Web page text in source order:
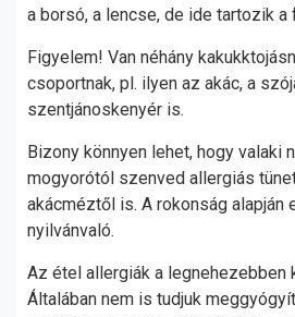
a borsó, a lencse, de ide tartozik
Figyelem! Van néhány
csoportnak, pl. ilyen az akác, a
szentjánoskenyér is.
Bizony könnyen lehet, hogy valaki
mogyorótól szenved allergiás
akácméztől is. A rokonság alapján
nyilvánvaló.
Az étel allergiák a legnehezebben
Általában nem is tudjuk